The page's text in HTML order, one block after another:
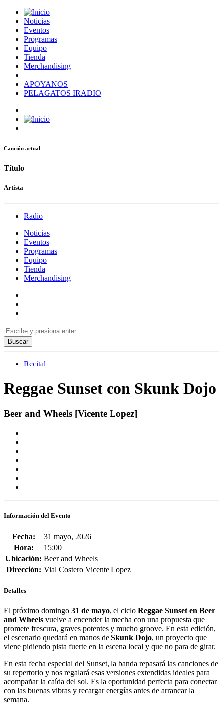
Noticias
Eventos
Programas
Equipo
Tienda
Merchandising
APOYANOS
PELAGATOS IRADIO
Canción actual
Título
Artista
Radio
Noticias
Eventos
Programas
Equipo
Tienda
Merchandising
Recital
Reggae Sunset con Skunk Dojo
Beer and Wheels [Vicente Lopez]
Información del Evento
Fecha:
31 mayo, 2026
Hora:
15:00
Ubicación: Beer and Wheels
Dirección: Vial Costero Vicente Lopez
Detalles
El próximo domingo 31 de mayo, el ciclo Reggae Sunset en Beer
and Wheels vuelve a encender la mecha con una propuesta que
promete frescura, graves potentes y mucho groove. En esta edición,
el escenario quedará en manos de Skunk Dojo, un proyecto que
viene pidiendo pista fuerte en la escena local y que no para de girar.
En esta fecha especial del Sunset, la banda repasará las canciones de
su repertorio y nos regalará esas versiones extendidas ideales para
acompañar la caída del sol. Es la oportunidad perfecta para conectar
con las buenas vibras y recargar energías antes de arrancar la
semana.